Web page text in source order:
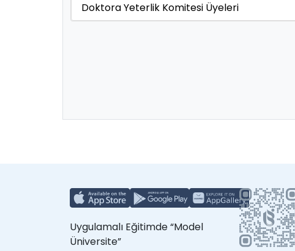
Doktora Yeterlik Komitesi Üyeleri
Uygulamalı Eğitimde “Model
Üniversite”